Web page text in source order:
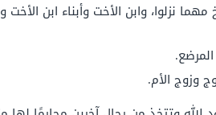
نزلوا، وابن الأخت وأبناء ابن
وزوج الأم.